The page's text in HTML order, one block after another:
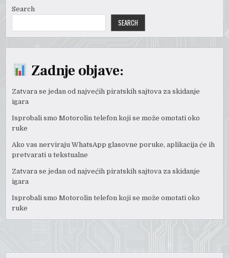
Search
SEARCH
Zadnje objave:
Zatvara se jedan od najvećih piratskih sajtova za skidanje
igara
Isprobali smo Motorolin telefon koji se može omotati oko
ruke
Ako vas nerviraju WhatsApp glasovne poruke, aplikacija će ih
pretvarati u tekstualne
Zatvara se jedan od najvećih piratskih sajtova za skidanje
igara
Isprobali smo Motorolin telefon koji se može omotati oko
ruke